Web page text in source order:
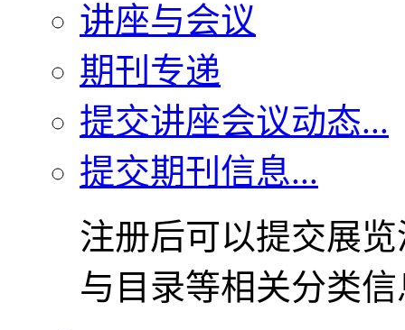
讲座与会议
期刊专递
提交讲座会议动态...
提交期刊信息...
注册后可以提交展
与目录等相关分类